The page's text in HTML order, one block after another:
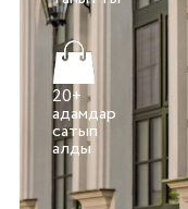
20+
адамдар
сатып